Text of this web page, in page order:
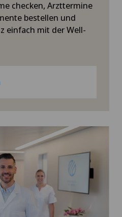
(Astigmatismus)
Medizinprodukte
am Rhein
checken, Arzttermine
bestellen und
einfach mit der Well-